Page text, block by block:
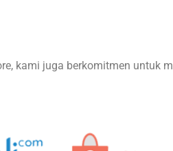
kami juga berkomitmen untuk